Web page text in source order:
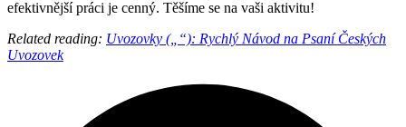
efektivnější práci je cenný. Těšíme se na vaši aktivitu!
Related reading: Uvozovky („“): Rychlý Návod na Psaní Českých
Uvozovek